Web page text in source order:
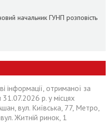
начальник ГУНП розповість
інформації, отриманої за
р. у місцях
вул. Київська, 77, Метро,
Житній ринок, 1